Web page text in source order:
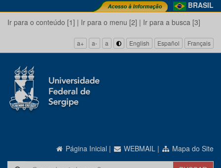
BRASIL
Ir para o conteúdo [1] | Ir para o menu [2] | Ir para a busca [3]
a+ a- a English Español Français
Página Inicial | WEBMAIL | Mapa do Site